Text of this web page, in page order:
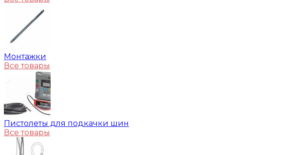
Монтажки
Все товары
Пистолеты для подкачки шин
Все товары